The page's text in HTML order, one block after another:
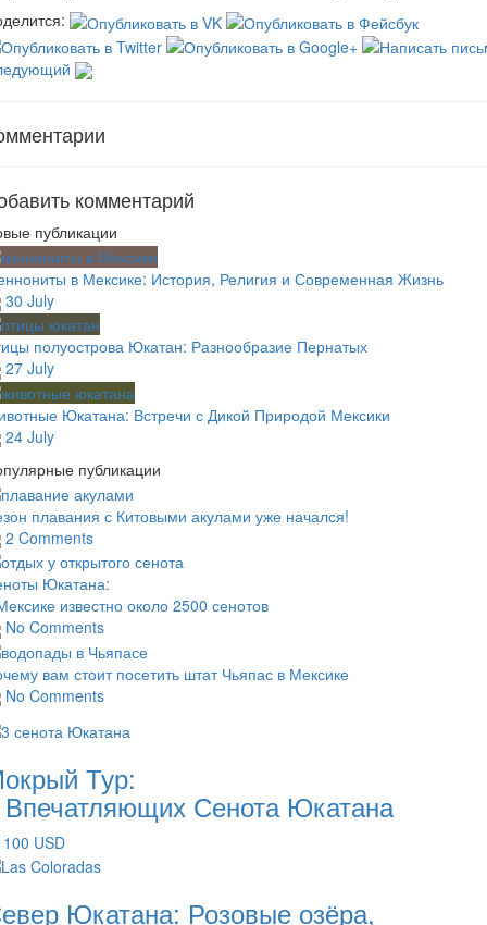
комментарий
публикации
в Мексике: История, Религия и Современная Жизнь
30 July
полуострова Юкатан: Разнообразие Пернатых
27 July
Юкатана: Встречи с Дикой Природой Мексики
24 July
публикации
плавания с Китовыми акулами уже начался!
2 Comments
Юкатана:
известно около 2500 сенотов
No Comments
вам стоит посетить штат Чьяпас в Мексике
No Comments
Тур:
Сенота Юкатана
100 USD
Юкатана: Розовые озёра,